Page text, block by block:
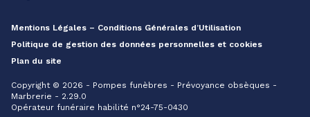
Mentions Légales – Conditions Générales d’Utilisation
Politique de gestion des données personnelles et cookies
Plan du site
Copyright © 2026 - Pompes funèbres - Prévoyance obsèques -
Marbrerie - 2.29.0
Opérateur funéraire habilité n°24-75-0430